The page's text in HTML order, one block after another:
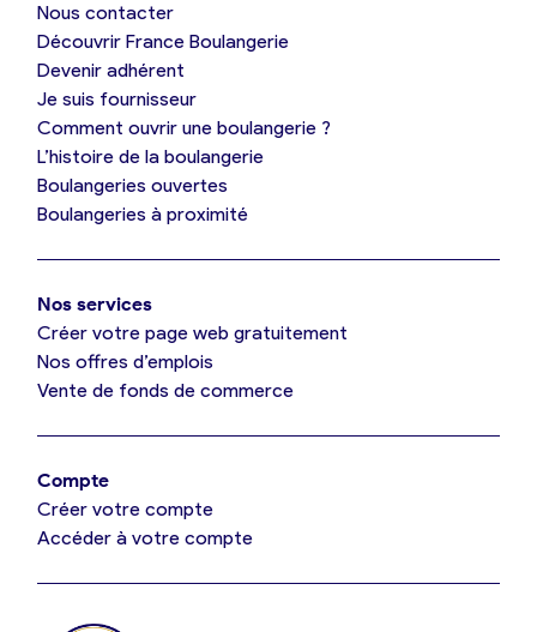
Je suis boulanger
Je découvre France Boulangerie
Mes tarifs
Je référence ma boulangerie (gratuit)
Offres d’emploi
Je suis fournisseur
Nous contacter
Découvrir France Boulangerie
Devenir adhérent
Je suis fournisseur
Comment ouvrir une boulangerie ?
L’histoire de la boulangerie
Boulangeries ouvertes
Boulangeries à proximité
Nos services
Créer votre page web gratuitement
Nos offres d’emplois
Vente de fonds de commerce
Compte
Créer votre compte
Accéder à votre compte